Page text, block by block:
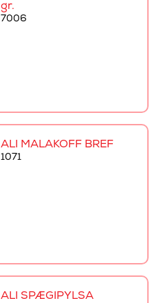
gr.
7006
ALI MALAKOFF BRÉF
1071
ALI SPÆGIPYLSA